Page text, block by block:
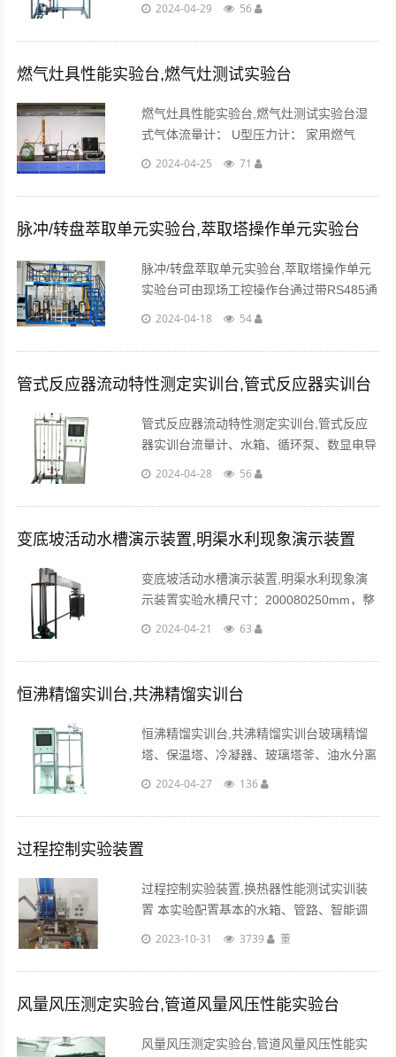
品质铝合金型材框架。...
2024-04-29 56
燃气灶具性能实验台,燃气灶测试实验台
燃气灶具性能实验台,燃气灶测试实验台湿
式气体流量计； U型压力计； 家用燃气
灶；标准铝锅；精密温度计；搅拌器；电子
器；排烟罩。...
2024-04-25 71
脉冲/转盘萃取单元实验台,萃取塔操作单元实验台
脉冲/转盘萃取单元实验台,萃取塔操作单元
实验台可由现场工控操作台通过带RS485通
讯总线的智能仪表＋工控组态软件的方式就
2024-04-18 54
管式反应器流动特性测定实训台,管式反应器实训台
管式反应器流动特性测定实训台,管式反应
器实训台流量计、水箱、循环泵、数显电导
率仪、阀门、管路、高品质铝合金型材框
2024-04-28 56
变底坡活动水槽演示装置,明渠水利现象演示装置
变底坡活动水槽演示装置,明渠水利现象演
示装置实验水槽尺寸：200080250mm，整
体采用有机玻璃精制，水面曲线清晰可见，
2024-04-21 63
恒沸精馏实训台,共沸精馏实训台
恒沸精馏实训台,共沸精馏实训台玻璃精馏
塔、保温塔、冷凝器、玻璃塔釜、油水分离
器、加热器、U型压力计、温度传感器、中
架。...
2024-04-27 136
过程控制实验装置
过程控制实验装置,换热器性能测试实训装
置 本实验配置基本的水箱、管路、智能调
节器、电磁泵等，利用不同工业液位测量传
感器包括有：应变式液位器等。通过实验熟
悉的安装......
2023-10-31 3739 董
风量风压测定实验台,管道风量风压性能实验台
风量风压测定实验台,管道风量风压性能实